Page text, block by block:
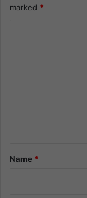
marked *
*Name *